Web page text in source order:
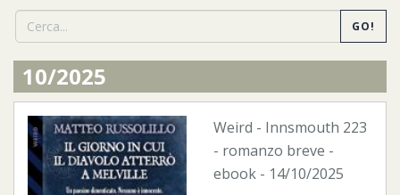
GO!
10/2025
Weird - Innsmouth 223
- romanzo breve -
ebook - 14/10/2025